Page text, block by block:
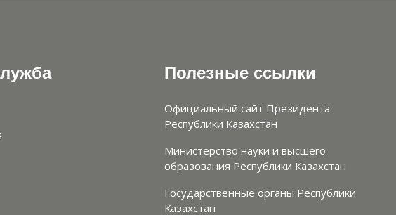
Полезные ссылки
Официальный сайт Президента
Республики Казахстан
Министерство науки и высшего
образования Республики Казахстан
Государственные органы Республики
Казахстан